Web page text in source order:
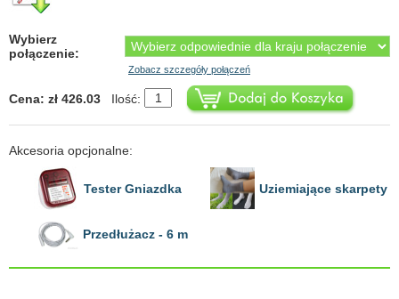
Wybierz
połączenie:
Zobacz szczegóły połączeń
Cena: zł 426.03 Ilość:
Akcesoria opcjonalne:
Tester Gniazdka Uziemiające skarpety
Przedłużacz - 6 m